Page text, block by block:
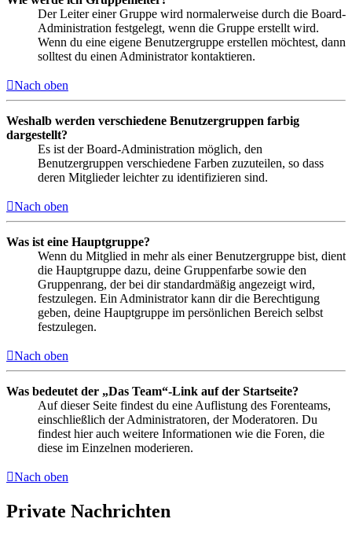
Der Leiter einer Gruppe wird normalerweise durch die Board-
Administration festgelegt, wenn die Gruppe erstellt wird.
Wenn du eine eigene Benutzergruppe erstellen möchtest, dann
solltest du einen Administrator kontaktieren.
Nach oben
Weshalb werden verschiedene Benutzergruppen farbig
dargestellt?
Es ist der Board-Administration möglich, den
Benutzergruppen verschiedene Farben zuzuteilen, so dass
deren Mitglieder leichter zu identifizieren sind.
Nach oben
Was ist eine Hauptgruppe?
Wenn du Mitglied in mehr als einer Benutzergruppe bist, dient
die Hauptgruppe dazu, deine Gruppenfarbe sowie den
Gruppenrang, der bei dir standardmäßig angezeigt wird,
festzulegen. Ein Administrator kann dir die Berechtigung
geben, deine Hauptgruppe im persönlichen Bereich selbst
festzulegen.
Nach oben
Was bedeutet der „Das Team“-Link auf der Startseite?
Auf dieser Seite findest du eine Auflistung des Forenteams,
einschließlich der Administratoren, der Moderatoren. Du
findest hier auch weitere Informationen wie die Foren, die
diese im Einzelnen moderieren.
Nach oben
Private Nachrichten